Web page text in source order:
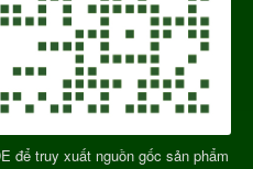
để truy xuất nguồn gốc sản phẩm